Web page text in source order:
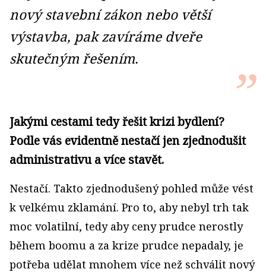
nový stavební zákon nebo větší
výstavba, pak zavíráme dveře
skutečným řešením.
Jakými cestami tedy řešit krizi bydlení?
Podle vás evidentně nestačí jen zjednodušit
administrativu a více stavět.
Nestačí. Takto zjednodušený pohled může vést
k velkému zklamání. Pro to, aby nebyl trh tak
moc volatilní, tedy aby ceny prudce nerostly
během boomu a za krize prudce nepadaly, je
potřeba udělat mnohem více než schválit nový